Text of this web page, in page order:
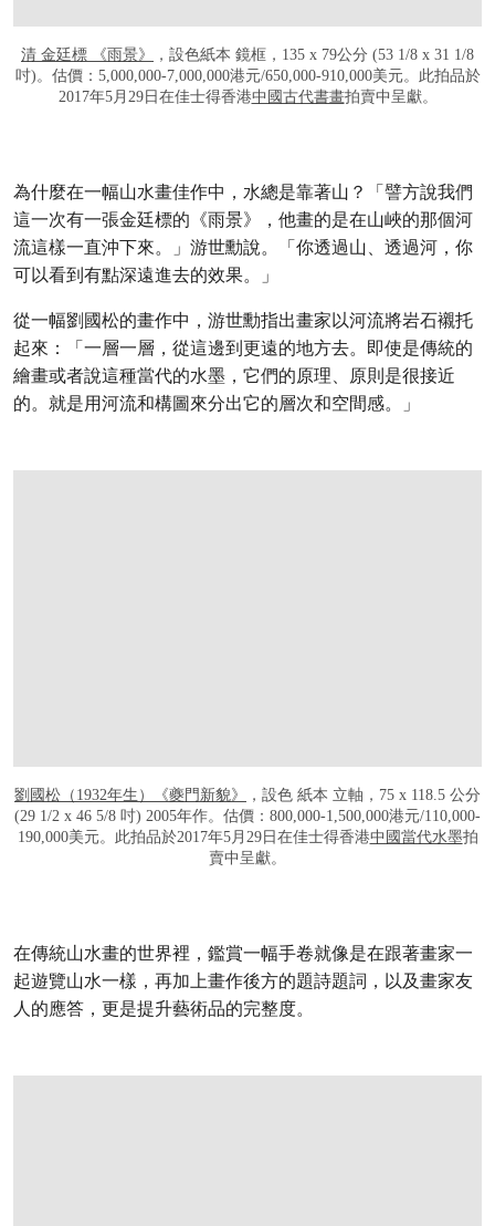
清 金廷標 《雨景》
，設色紙本 鏡框，135 x 79公分 (53 1/8 x 31 1/8
吋)。估價：5,000,000-7,000,000港元/650,000-910,000美元。此拍品於
2017年5月29日在佳士得香港中國古代書畫拍賣中呈獻。
為什麼在一幅山水畫佳作中，水總是靠著山？「譬方說我們
這一次有一張金廷標的《雨景》，他畫的是在山峽的那個河
流這樣一直沖下來。」游世勳說。「你透過山、透過河，你
可以看到有點深遠進去的效果。」
從一幅劉國松的畫作中，游世勳指出畫家以河流將岩石襯托
起來：「一層一層，從這邊到更遠的地方去。即使是傳統的
繪畫或者說這種當代的水墨，它們的原理、原則是很接近
的。就是用河流和構圖來分出它的層次和空間感。」
劉國松（1932年生）《夔門新貌》
，設色 紙本 立軸，75 x 118.5 公分
(29 1/2 x 46 5/8 吋) 2005年作。估價：800,000-1,500,000港元/110,000-
190,000美元。此拍品於2017年5月29日在佳士得香港中國當代水墨拍
賣中呈獻。
在傳統山水畫的世界裡，鑑賞一幅手卷就像是在跟著畫家一
起遊覽山水一樣，再加上畫作後方的題詩題詞，以及畫家友
人的應答，更是提升藝術品的完整度。